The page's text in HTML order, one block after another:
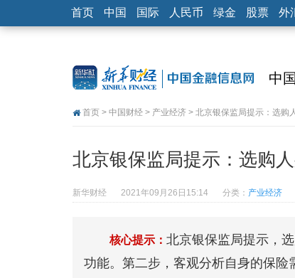
首页 中国 国际 人民币 绿金 股票 外
中国
首页 > 中国财经 > 产业经济 > 北京银保监局提示：选购
北京银保监局提示：选购
新华财经 2021年09月26日15:14 分类： 产业经济
核心提示： 北京银保监局提示，
功能。第二步，客观分析自身的保